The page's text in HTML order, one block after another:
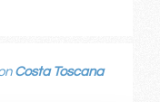
Costa Toscana